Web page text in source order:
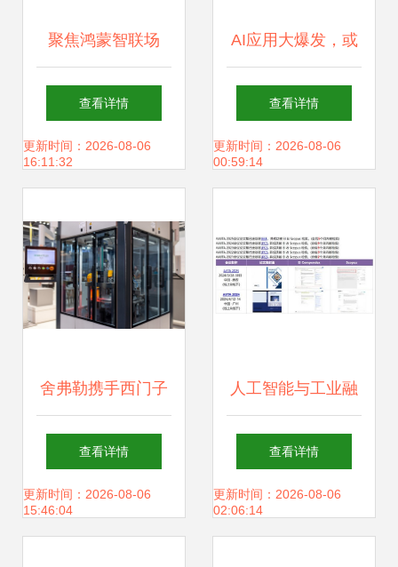
聚焦鸿蒙智联场
景，深化产教融合
新篇——“智慧教
会议侧记
查看详情
更新时间：2026-08-06
16:11:32
AI应用大爆发，或
许只是刚刚开始！
查看详情
更新时间：2026-08-06
00:59:14
舍弗勒携手西门子
深化人工智能合
作，共拓工业软件
查看详情
更新时间：2026-08-06
15:46:04
人工智能与工业融
合 第六届AIITA
2026引领应用软件
查看详情
更新时间：2026-08-06
02:06:14